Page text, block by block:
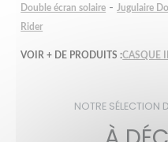
Double écran solaire - Jugulaire
Rider
VOIR + DE PRODUITS :CASQUE
NOTRE SÉLECTION